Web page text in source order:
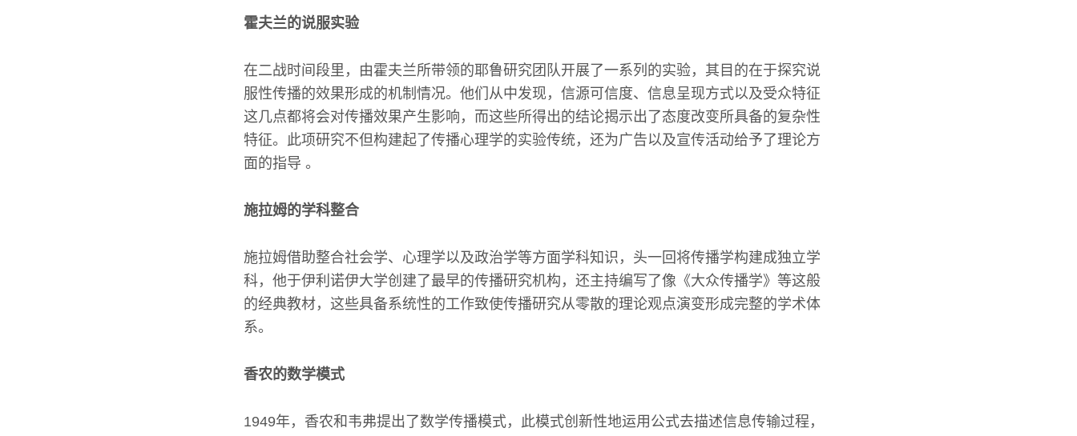
霍夫兰的说服实验
在二战时间段里，由霍夫兰所带领的耶鲁研究团队开展了一系列的实验，其目的在于探究说
服性传播的效果形成的机制情况。他们从中发现，信源可信度、信息呈现方式以及受众特征
这几点都将会对传播效果产生影响，而这些所得出的结论揭示出了态度改变所具备的复杂性
特征。此项研究不但构建起了传播心理学的实验传统，还为广告以及宣传活动给予了理论方
面的指导 。
施拉姆的学科整合
施拉姆借助整合社会学、心理学以及政治学等方面学科知识，头一回将传播学构建成独立学
科，他于伊利诺伊大学创建了最早的传播研究机构，还主持编写了像《大众传播学》等这般
的经典教材，这些具备系统性的工作致使传播研究从零散的理论观点演变形成完整的学术体
系。
香农的数学模式
1949年，香农和韦弗提出了数学传播模式，此模式创新性地运用公式去描述信息传输过程，